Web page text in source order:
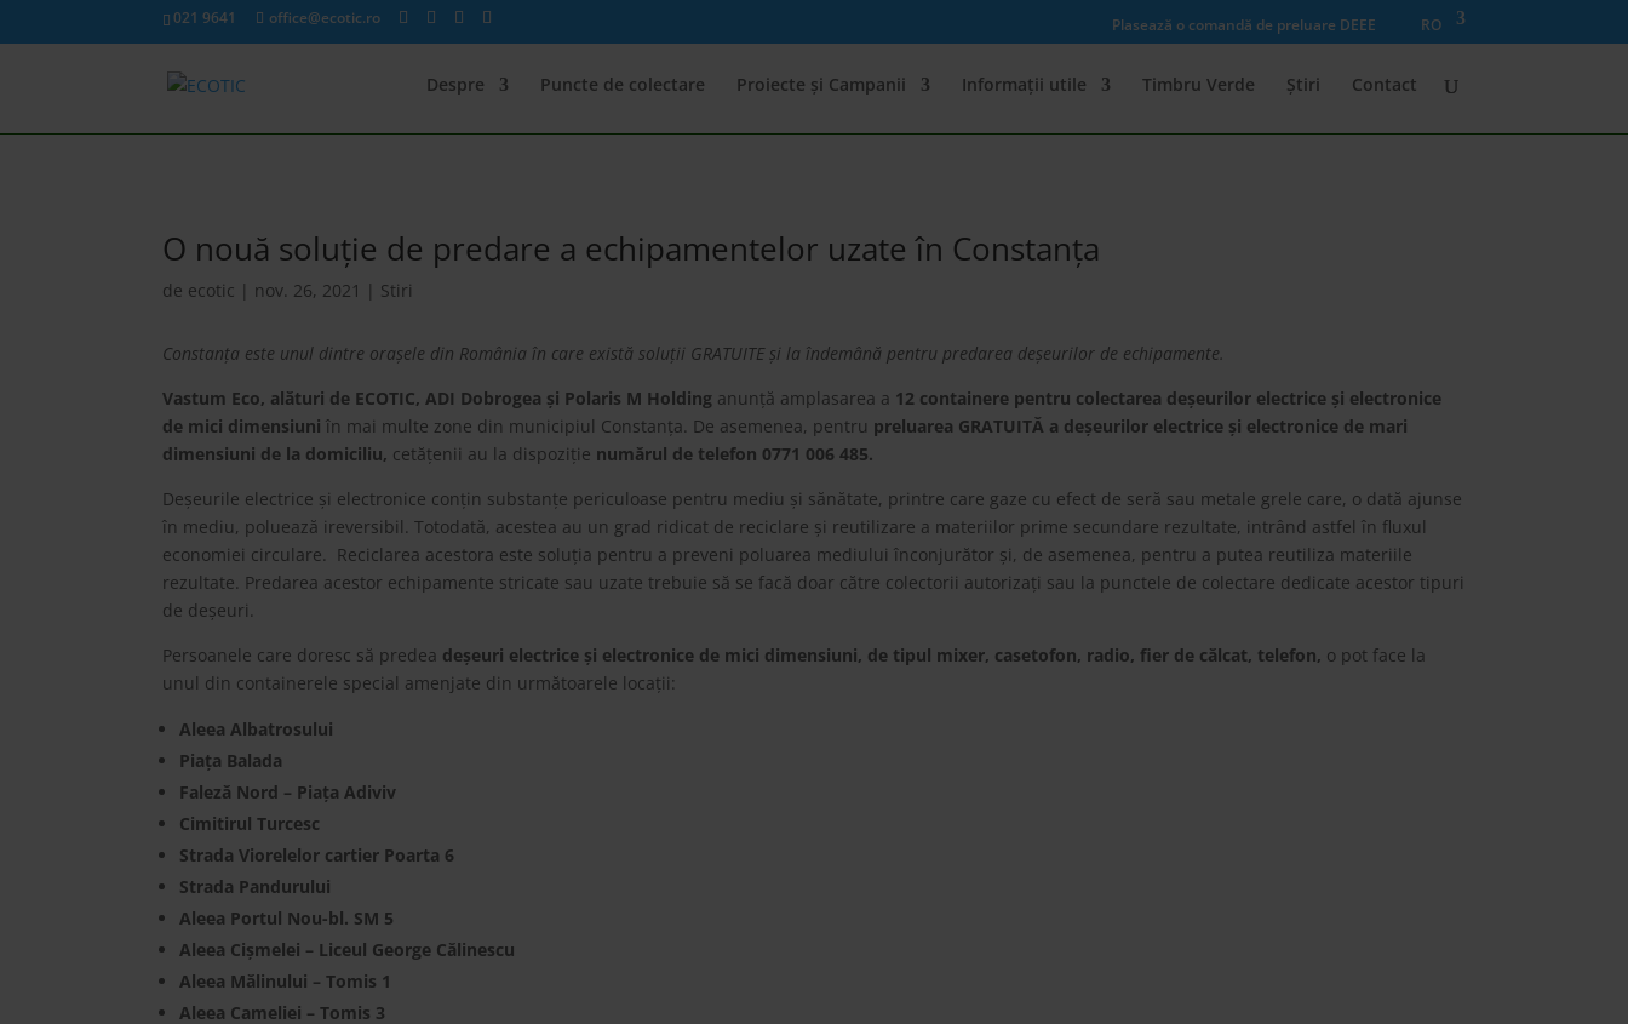
021 9641 office@ecotic.ro Plasează o comandă de preluare DEEE RO
Despre Puncte de colectare Proiecte și Campanii Informații utile Timbru Verde Știri Contact
O nouă soluție de predare a echipamentelor uzate în Constanța
de ecotic | nov. 26, 2021 | Stiri
Constanța este unul dintre orașele din România în care există soluții GRATUITE și la îndemână pentru predarea deșeurilor de echipamente.
Vastum Eco, alături de ECOTIC, ADI Dobrogea și Polaris M Holding anunță amplasarea a 12 containere pentru colectarea deșeurilor electrice și electronice
de mici dimensiuni în mai multe zone din municipiul Constanța. De asemenea, pentru preluarea GRATUITĂ a deșeurilor electrice și electronice de mari
dimensiuni de la domiciliu, cetățenii au la dispoziție numărul de telefon 0771 006 485.
Deșeurile electrice și electronice conțin substanțe periculoase pentru mediu și sănătate, printre care gaze cu efect de seră sau metale grele care, o dată ajunse
în mediu, poluează ireversibil. Totodată, acestea au un grad ridicat de reciclare și reutilizare a materiilor prime secundare rezultate, intrând astfel în fluxul
economiei circulare. Reciclarea acestora este soluția pentru a preveni poluarea mediului înconjurător și, de asemenea, pentru a putea reutiliza materiile
rezultate. Predarea acestor echipamente stricate sau uzate trebuie să se facă doar către colectorii autorizați sau la punctele de colectare dedicate acestor tipuri
de deșeuri.
Persoanele care doresc să predea deșeuri electrice și electronice de mici dimensiuni, de tipul mixer, casetofon, radio, fier de călcat, telefon, o pot face la
unul din containerele special amenjate din următoarele locații:
Aleea Albatrosului
Piaţa Balada
Faleză Nord – Piaţa Adiviv
Cimitirul Turcesc
Strada Viorelelor cartier Poarta 6
Strada Pandurului
Aleea Portul Nou-bl. SM 5
Aleea Cişmelei – Liceul George Călinescu
Aleea Mălinului – Tomis 1
Aleea Cameliei – Tomis 3